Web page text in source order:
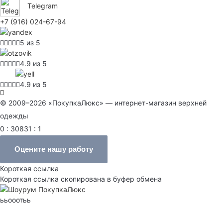
Telegram
+7 (916) 024-67-94
5 из 5
4.9 из 5
4.9 из 5
© 2009–2026 «ПокупкаЛюкс» — интернет-магазин верхней
одежды
0 : 30831 : 1
Оцените нашу работу
Короткая ссылка
Короткая ссылка скопирована в буфер обмена
ььооотьь